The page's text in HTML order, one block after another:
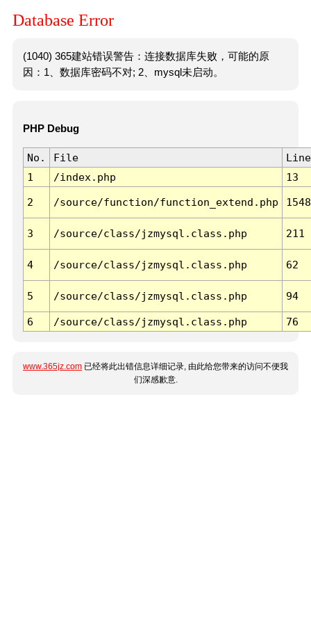
Database Error
(1040) 365建站错误警告：连接数据库失败，可能的原
因：1、数据库密码不对; 2、mysql未启动。
PHP Debug
No. File
Line
1
/index.php 13
2 /source/function/function_extend.php 1548
3 /source/class/jzmysql.class.php 211
4 /source/class/jzmysql.class.php 62
5 /source/class/jzmysql.class.php 94
6 /source/class/jzmysql.class.php 76
www.365jz.com 已经将此出错信息详细记录, 由此给您带来的访问不便我
们深感歉意.